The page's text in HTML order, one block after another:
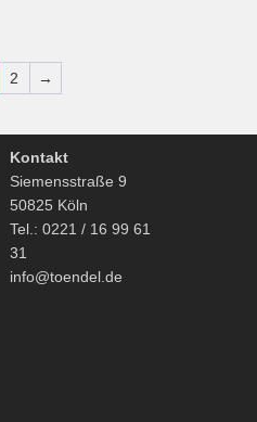
2 →
Kontakt
Siemensstraße 9
50825 Köln
Tel.: 0221 / 16 99 61
31
info@toendel.de